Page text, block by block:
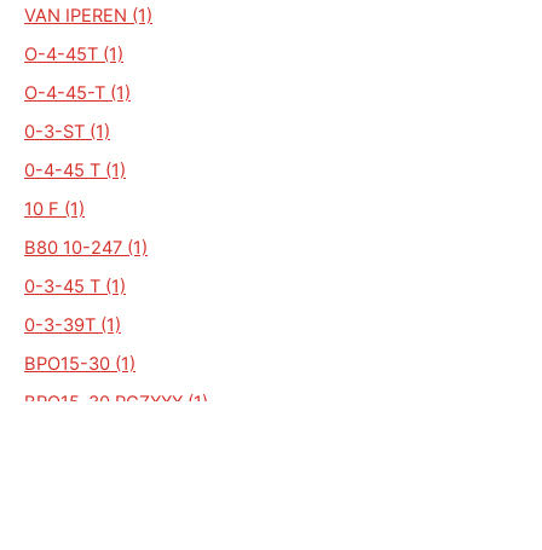
VAN IPEREN (1)
O-4-45T (1)
O-4-45-T (1)
0-3-ST (1)
0-4-45 T (1)
10 F (1)
B80 10-247 (1)
0-3-45 T (1)
0-3-39T (1)
BPO15-30 (1)
BPO15-30 RGZXXX (1)